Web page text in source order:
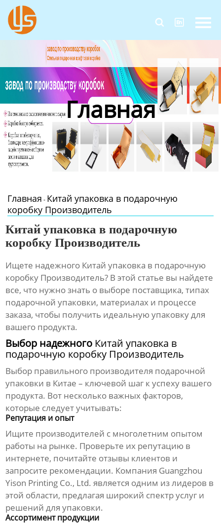
 
Главная
Продукция
О Нас
Контакты Главная
Главная - Китай упаковка в подарочную
коробку Производитель
Китай упаковка в подарочную
коробку Производитель
Ищете надежного Китай упаковка в подарочную
коробку Производитель? В этой статье вы найдете
все, что нужно знать о выборе поставщика, типах
подарочной упаковки, материалах и процессе
заказа, чтобы получить идеальную упаковку для
вашего продукта.
Выбор надежного Китай упаковка в
подарочную коробку Производитель
Выбор правильного производителя подарочной
упаковки в Китае – ключевой шаг к успеху вашего
продукта. Вот несколько важных факторов,
которые следует учитывать:
Репутация и опыт
Ищите производителей с многолетним опытом
работы на рынке. Проверьте их репутацию в
интернете, почитайте отзывы клиентов и
запросите рекомендации. Компания Guangzhou
Yison Printing Co., Ltd. является одним из лидеров в
этой области, предлагая широкий спектр услуг и
решений для упаковки.
Ассортимент продукции